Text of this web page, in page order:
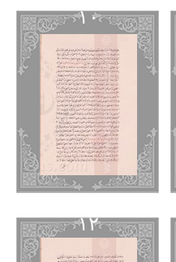
١٠
١٢